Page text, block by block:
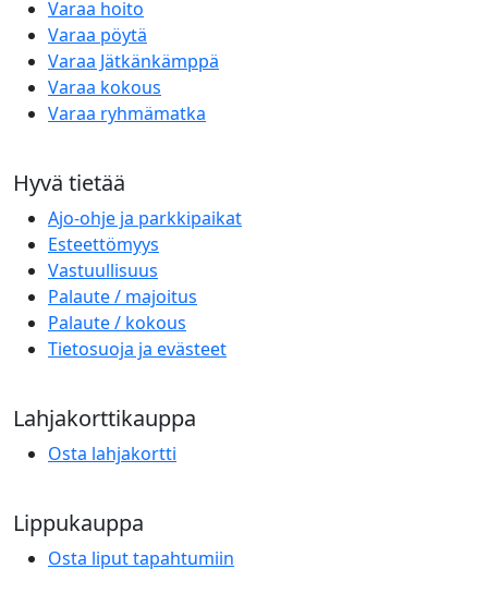
Varaa hoito
Varaa pöytä
Varaa Jätkänkämppä
Varaa kokous
Varaa ryhmämatka
Hyvä tietää
Ajo-ohje ja parkkipaikat
Esteettömyys
Vastuullisuus
Palaute / majoitus
Palaute / kokous
Tietosuoja ja evästeet
Lahjakorttikauppa
Osta lahjakortti
Lippukauppa
Osta liput tapahtumiin